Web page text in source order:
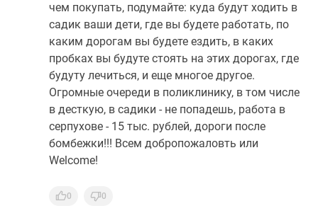
чем покупать, подумайте: куда будут ходить в
садик ваши дети, где вы будете работать, по
каким дорогам вы будете ездить, в каких
пробках вы будуте стоять на этих дорогах, где
будуту лечиться, и еще многое другое.
Огромные очереди в поликлинику, в том числе
в десткую, в садики - не попадешь, работа в
серпухове - 15 тыс. рублей, дороги после
бомбежки!!! Всем добропожаловть или
Welcome!
0 0